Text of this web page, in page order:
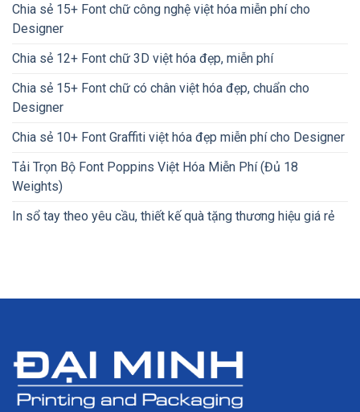
Chia sẻ 15+ Font chữ công nghệ việt hóa miễn phí cho
Designer
Chia sẻ 12+ Font chữ 3D việt hóa đẹp, miễn phí
Chia sẻ 15+ Font chữ có chân việt hóa đẹp, chuẩn cho
Designer
Chia sẻ 10+ Font Graffiti việt hóa đẹp miễn phí cho Designer
Tải Trọn Bộ Font Poppins Việt Hóa Miễn Phí (Đủ 18
Weights)
In sổ tay theo yêu cầu, thiết kế quà tặng thương hiệu giá rẻ